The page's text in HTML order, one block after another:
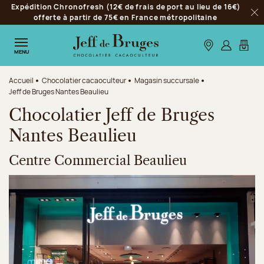
Aller à la navigation
Aller au contenu principal
Aller au pied de page
Expédition Chronofresh (12€ de frais de port au lieu de 16€)
offerte à partir de 75€ en France métropolitaine
MENU Nos boutiques
S’identifier
Mon
Accueil Chocolatier cacaoculteur
Magasin succursale
Jeff de Bruges Nantes Beaulieu
Chocolatier Jeff de Bruges
Nantes Beaulieu
Centre Commercial Beaulieu